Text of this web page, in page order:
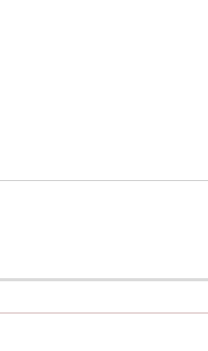
are used in 48 C.F.R. 12.212
指し示すものとします。
項は完全に有効に存続するものと